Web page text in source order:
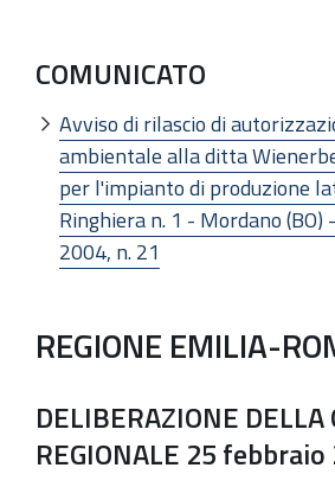
COMUNICATO
Avviso di rilascio di
ambientale alla ditta
per l'impianto di produzione
Ringhiera n. 1 - Mordano (BO)
2004, n. 21
REGIONE EMILIA-
DELIBERAZIONE DELLA
REGIONALE 25